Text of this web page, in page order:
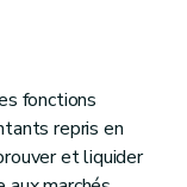
fonctions
repris en
et liquider